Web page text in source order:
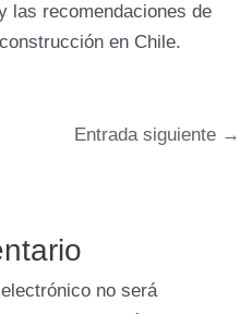
las recomendaciones de
en Chile.
Entrada siguiente →
no será